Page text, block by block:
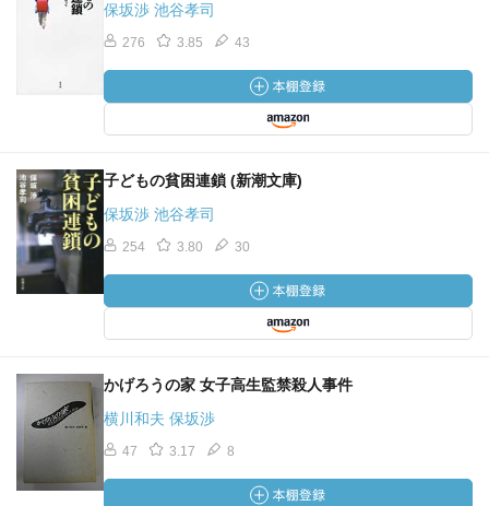
保坂渉 池谷孝司
276 3.85 43
子どもの貧困連鎖 (新潮文庫)
保坂渉 池谷孝司
254 3.80 30
かげろうの家 女子高生監禁殺人事件
横川和夫 保坂渉
47 3.17 8